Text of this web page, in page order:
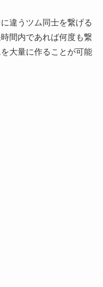
違うツム同士を繋げる
間内であれば何度も繋
大量に作ることが可能